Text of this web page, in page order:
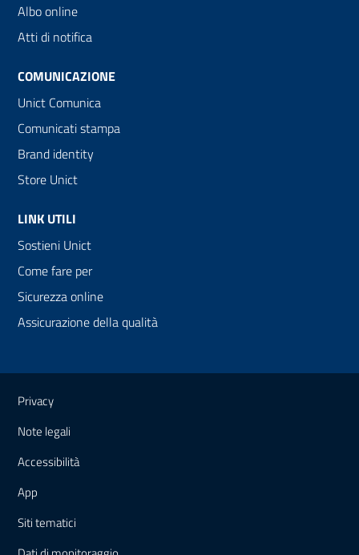
Albo online
Atti di notifica
COMUNICAZIONE
Unict Comunica
Comunicati stampa
Brand identity
Store Unict
LINK UTILI
Sostieni Unict
Come fare per
Sicurezza online
Assicurazione della qualità
Link e informazioni utili
Privacy
Note legali
Accessibilità
App
Siti tematici